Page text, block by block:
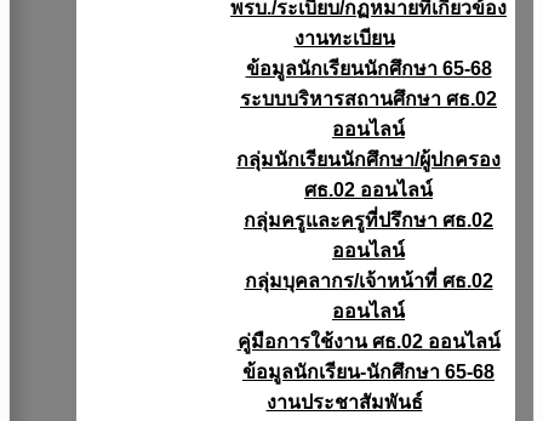
พรบ./ระเบียบ/กฏหมายที่เกี่ยวข้อง
งานทะเบียน
ข้อมูลนักเรียนนักศึกษา 65-68
ระบบบริหารสถานศึกษา ศธ.02
ออนไลน์
กลุ่มนักเรียนนักศึกษา/ผู้ปกครอง
ศธ.02 ออนไลน์
กลุ่มครูและครูที่ปรึกษา ศธ.02
ออนไลน์
กลุ่มบุคลากร/เจ้าหน้าที่ ศธ.02
ออนไลน์
คู่มือการใช้งาน ศธ.02 ออนไลน์
ข้อมูลนักเรียน-นักศึกษา 65-68
งานประชาสัมพันธ์